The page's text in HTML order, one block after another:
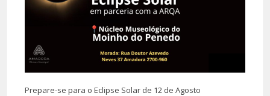
Prepare-se para o Eclipse Solar de 12 de Agosto